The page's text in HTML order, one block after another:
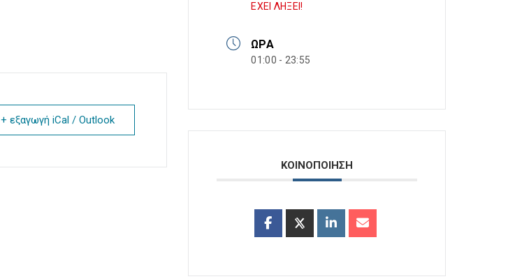
+ εξαγωγή iCal / Outlook
ΕΧΕΙ ΛΗΞΕΙ!
ΏΡΑ
01:00 - 23:55
ΚΟΙΝΟΠΟΙΗΣΗ